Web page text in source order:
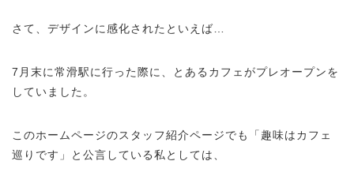
さて、デザインに感化されたといえば…
7月末に常滑駅に行った際に、とあるカフェがプレオープンを
していました。
このホームページのスタッフ紹介ページでも「趣味はカフェ
巡りです」と公言している私としては、